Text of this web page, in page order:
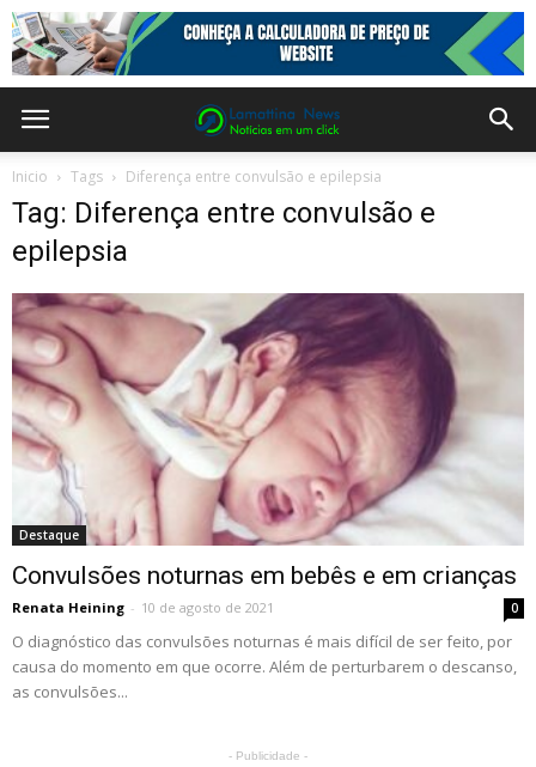
Inicio Tags Diferença entre convulsão e epilepsia
Tag: Diferença entre convulsão e
epilepsia
Destaque
Convulsões noturnas em bebês e em crianças
Renata Heining - 10 de agosto de 2021 0
O diagnóstico das convulsões noturnas é mais difícil de ser feito, por
causa do momento em que ocorre. Além de perturbarem o descanso,
as convulsões...
- Publicidade -